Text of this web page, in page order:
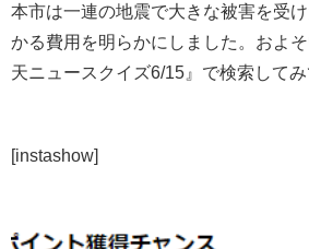
本市は一連の地震で大きな被害を受
かる費用を明らかにしました。およ
天ニュースクイズ6/15』で検索してみ
[instashow]